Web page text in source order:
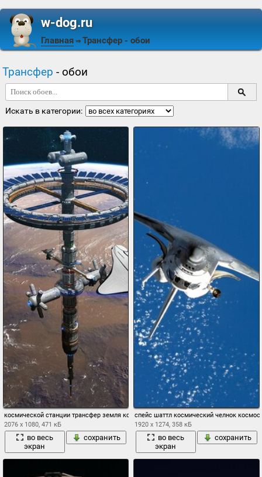
w-dog.ru
Главная ⇒ Трансфер - обои
Трансфер - обои
Искать в категории:
космической станции трансфер земля космос
2076 x 1080, 471 кБ
во весь
экран
сохранить
спейс шаттл космический челнок
1920 x 1274, 358 кБ
во весь
экран
сохранить